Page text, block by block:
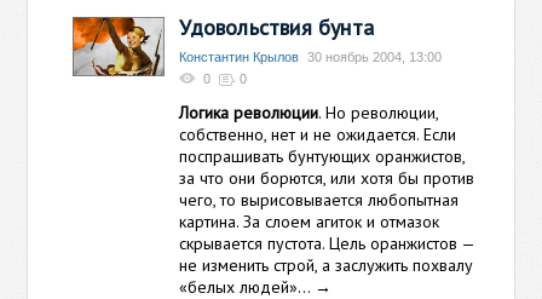
Удовольствия бунта
Константин Крылов
30 ноябрь 2004, 13:00
0
0
Логика революции. Но революции,
собственно, нет и не ожидается. Если
поспрашивать бунтующих оранжистов,
за что они борются, или хотя бы против
чего, то вырисовывается любопытная
картина. За слоем агиток и отмазок
скрывается пустота. Цель оранжистов —
не изменить строй, а заслужить похвалу
«белых людей»… →